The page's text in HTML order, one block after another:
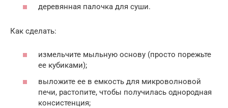
деревянная палочка для суши.
Как сделать:
измельчите мыльную основу (просто порежьте
ее кубиками);
выложите ее в емкость для микроволновой
печи, растопите, чтобы получилась однородная
консистенция;